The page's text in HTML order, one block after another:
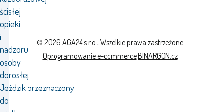
ścisłej
opieki
i
nadzoru
osoby
dorosłej.
Jeździk przeznaczony
do
© 2026 AGA24 s.r.o., Wszelkie prawa zastrzeżone
Oprogramowanie e-commerceBINARGON.cz